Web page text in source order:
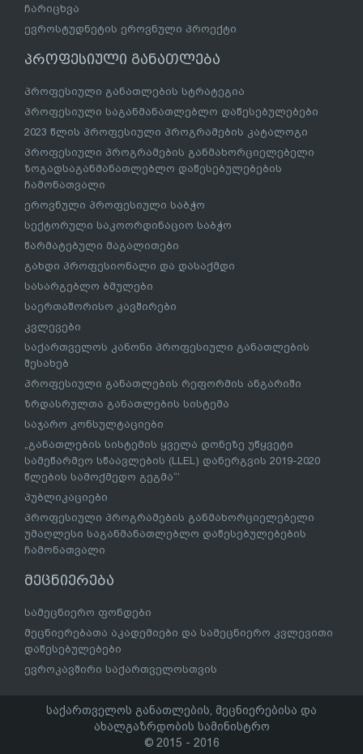
ჩარიცხვა
ევროსტუდნეტის ეროვნული პროექტი
პროფესიული განათლება
პროფესიული განათლების სტრატეგია
პროფესიული საგანმანათლებლო დაწესებულებები
2023 წლის პროფესიული პროგრამების კატალოგი
პროფესიული პროგრამების განმახორციელებელი
ზოგადსაგანმანათლებლო დაწესებულებების
ჩამონათვალი
ეროვნული პროფესიული საბჭო
სექტორული საკოორდინაციო საბჭო
წარმატებული მაგალითები
გახდი პროფესიონალი და დასაქმდი
სასარგებლო ბმულები
საერთაშორისო კავშირები
კვლევები
საქართველოს კანონი პროფესიული განათლების
შესახებ
პროფესიული განათლების რეფორმის ანგარიში
ზრდასრულთა განათლების სისტემა
საჯარო კონსულტაციები
„განათლების სისტემის ყველა დონეზე უწყვეტი
სამეწარმეო სწაავლების (LLEL) დანერგვის 2019-2020
წლების სამოქმედო გეგმა“’
პუბლიკაციები
პროფესიული პროგრამების განმახორციელებელი
უმაღლესი საგანმანათლებლო დაწესებულებების
ჩამონათვალი
მეცნიერება
სამეცნიერო ფონდები
მეცნიერებათა აკადემიები და სამეცნიერო კვლევითი
დაწესებულებები
ევროკავშირი საქართველოსთვის
საქართველოს განათლების, მეცნიერებისა და
ახალგაზრდობის სამინისტრო
© 2015 - 2016